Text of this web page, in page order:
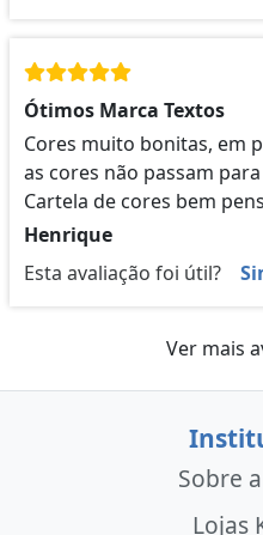
Ótimos Marca Textos
Cores muito bonitas, em
as cores não passam
Cartela de cores bem
Henrique
Esta avaliação foi útil?
Ver mais
Sobre
Lojas